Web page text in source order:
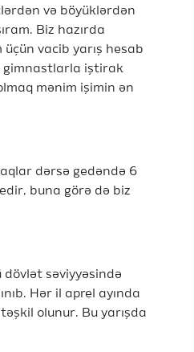
və böyüklərdən
Biz hazırda
üçün vacib yarış hesab
gimnastlarla iştirak
mənim işimin ən
dərsə gedəndə 6
buna görə də biz
dövlət səviyyəsində
Hər il aprel ayında
olunur. Bu yarışda